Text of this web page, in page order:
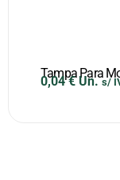
Tampa Para
0,04€ Un. s/